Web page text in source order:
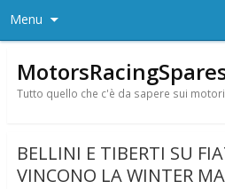
Menu
Tutto quello che c'è da sapere sui motori
BELLINI E TIBERTI SU
VINCONO LA WINTER